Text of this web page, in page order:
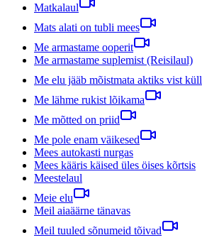
Matkalaul
Mats alati on tubli mees
Me armastame ooperit
Me armastame suplemist (Reisilaul)
Me elu jääb mõistmata aktiks vist küll
Me lähme rukist lõikama
Me mõtted on priid
Me pole enam väikesed
Mees autokasti nurgas
Mees kääris käised üles öises kõrtsis
Meestelaul
Meie elu
Meil aiaäärne tänavas
Meil tuuled sõnumeid tõivad